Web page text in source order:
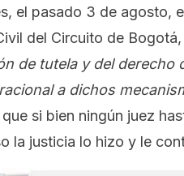
el pasado 3 de agosto,
del Circuito de Bogotá,
de tutela y del derecho
a dichos
si bien ningún juez
la justicia lo hizo y le